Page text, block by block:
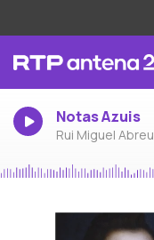
Notas Azuis
Rui Miguel Abreu